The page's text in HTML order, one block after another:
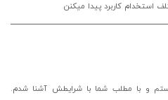
استخدام کاربرد پیدا میکنن
و با مطلب شما با شرایطش آشنا شدم.